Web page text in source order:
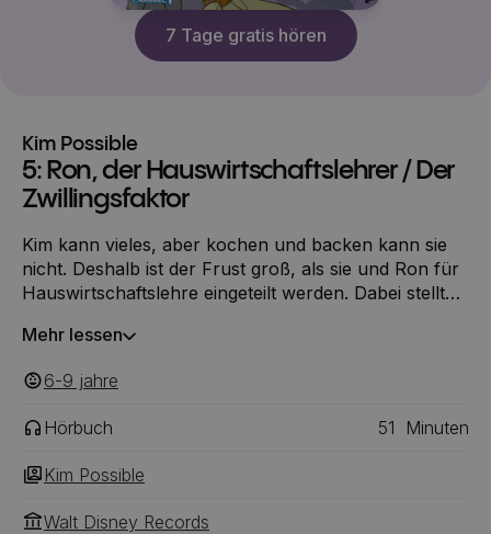
7 Tage gratis hören
Kim Possible
5: Ron, der Hauswirtschaftslehrer / Der
Zwillingsfaktor
Kim kann vieles, aber kochen und backen kann sie
nicht. Deshalb ist der Frust groß, als sie und Ron für
Hauswirtschaftslehre eingeteilt werden. Dabei stellt
Nachhilfe erteilt.
Mehr lessen
6-9 ‎‎ jahre
Hörbuch 51 Minuten
Kim Possible
Walt Disney Records